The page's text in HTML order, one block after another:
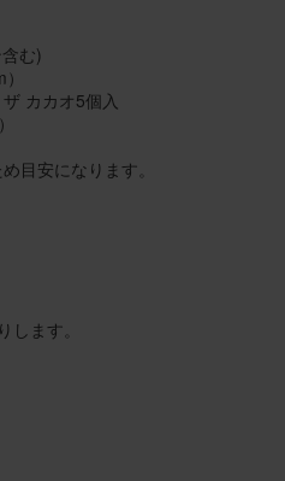
む)
カカオ5個入
目安になります。
ます。